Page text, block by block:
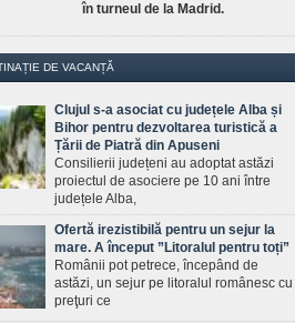
în turneul de la Madrid.
DE VACANȚĂ
Clujul s-a asociat cu județele Alba și
Bihor pentru dezvoltarea turistică a
Țării de Piatră din Apuseni
Consilierii județeni au adoptat astăzi
proiectul de asociere pe 10 ani între
județele Alba,
Ofertă irezistibilă pentru un sejur la
mare. A început ”Litoralul pentru toți”
Românii pot petrece, începând de
astăzi, un sejur pe litoralul românesc cu
preţuri ce